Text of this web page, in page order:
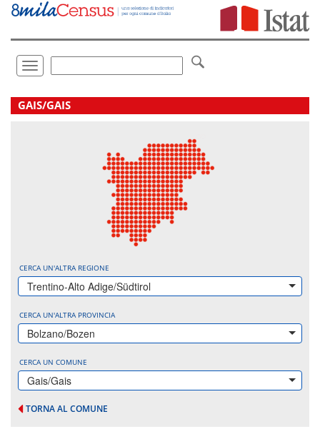
Vai
direttamente
Toggle
navigation
.
GAIS/GAIS
CERCA UN'ALTRA REGIONE
Trentino-Alto Adige/Südtirol
CERCA UN'ALTRA PROVINCIA
Bolzano/Bozen
CERCA UN COMUNE
Gais/Gais
TORNA AL COMUNE